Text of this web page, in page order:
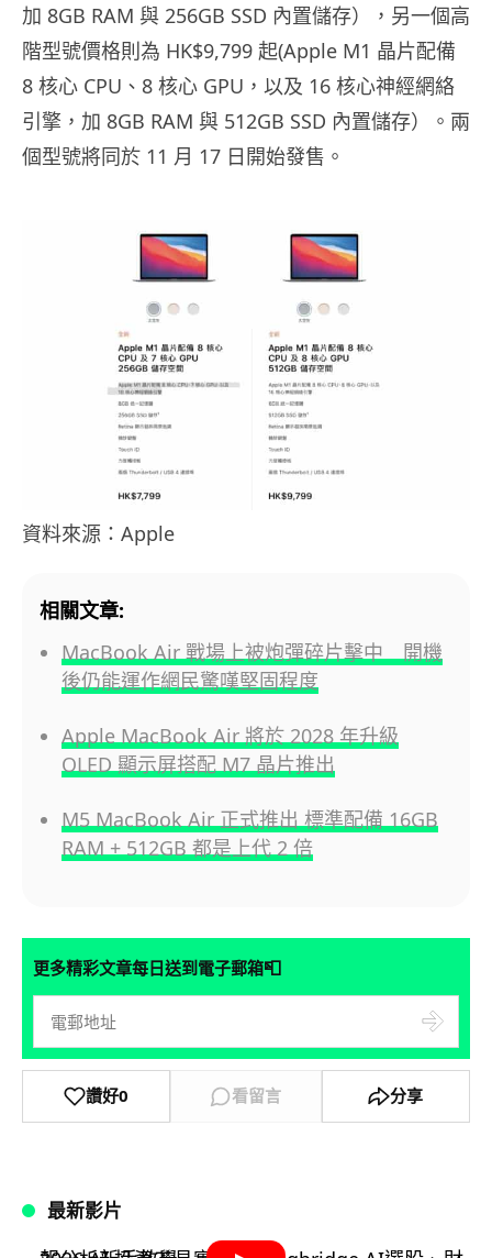
加 8GB RAM 與 256GB SSD 內置儲存），另一個高
階型號價格則為 HK$9,799 起(Apple M1 晶片配備
8 核心 CPU、8 核心 GPU，以及 16 核心神經網絡
引擎，加 8GB RAM 與 512GB SSD 內置儲存）。兩
個型號將同於 11 月 17 日開始發售。
資料來源：Apple
相關文章:
MacBook Air 戰場上被炮彈碎片擊中 開機
後仍能運作網民驚嘆堅固程度
Apple MacBook Air 將於 2028 年升級
OLED 顯示屏搭配 M7 晶片推出
M5 MacBook Air 正式推出 標準配備 16GB
RAM + 512GB 都是上代 2 倍
更多精彩文章每日送到電子郵箱📮
讚好0 看留言 分享
最新影片